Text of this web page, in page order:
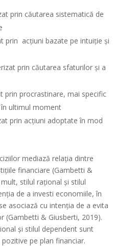
prin căutarea sistematică de
prin acțiuni bazate pe intuiție și
prin căutarea sfaturilor și a
prin procrastinare, mai specific
ultimul moment
prin acțiuni adoptate în mod
mediază relația dintre
financiare (Gambetti &
stilul rațional și stilul
de a investi economiile, în
asociază cu intenția de a evita
(Gambetti & Giusberti, 2019).
și stilul dependent sunt
pe plan financiar.